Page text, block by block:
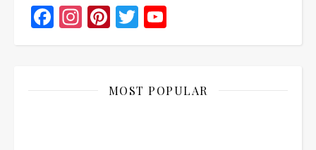
Facebook
Instagram
Pinterest
Twitter
Channel
MOST POPULAR